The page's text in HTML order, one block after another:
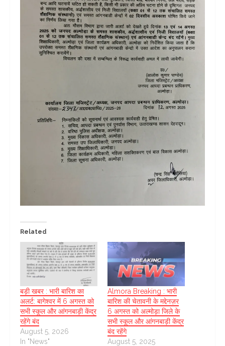
Related
बड़ी खबर : भारी बारिश का
अलर्ट: बागेश्वर में 6 अगस्त को
सभी स्कूल और आंगनबाड़ी केंद्र
रहेंगे बंद
August 5, 2026
In "News"
Almora Breaking : भारी
बारिश की चेतावनी के मद्देनज़र
6 अगस्त को अल्मोड़ा जिले के
सभी स्कूल और आंगनबाड़ी केंद्र
बंद रहेंगे
August 5, 2025